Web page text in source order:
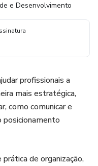
e Desenvolvimento
profissionais a
mais estratégica,
como comunicar e
de organização,